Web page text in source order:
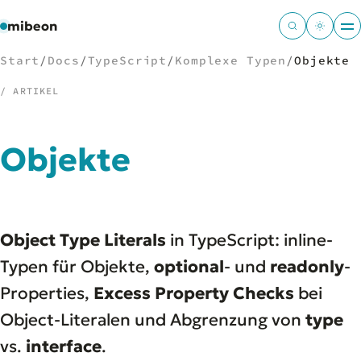
mibeon
01Start
04Leistungen
05 Docs
Tools
Welten
Start / Docs /TypeScript / Komplexe Typen /Objekte
/ ARTIKEL
Objekte
Object Type Literals in TypeScript: inline-
Typen für Objekte, optional- und readonly-
Properties, Excess Property Checks bei
Object-Literalen und Abgrenzung von type
vs. interface.